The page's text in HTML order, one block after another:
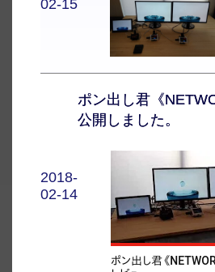
02-15
2018-
02-14
ポン出し君《
公開しました。